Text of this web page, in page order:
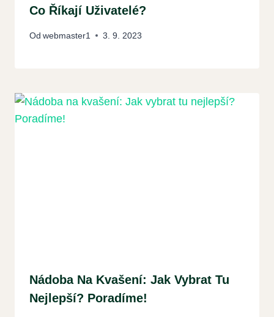
Co Říkají Uživatelé?
Od webmaster1 3. 9. 2023
Nádoba Na Kvašení: Jak Vybrat Tu
Nejlepší? Poradíme!